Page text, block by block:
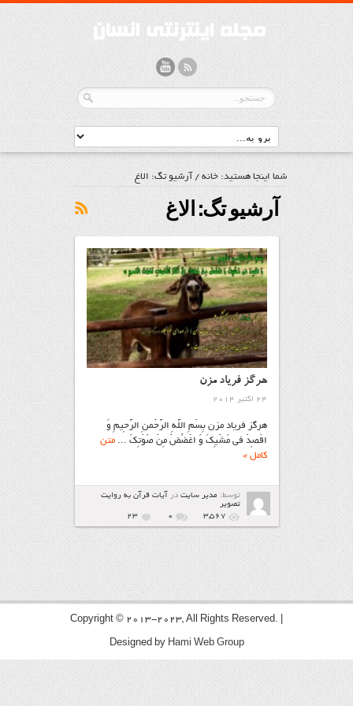
شما اینجا هستید:خانه/ آرشیو تگ: الاغ
آرشیو تگ:الاغ
هرگز فریاد مزن
24 اکتبر 2014
هرگز فریاد مزن بِسْمِ اللَّهِ الرَّحْمنِ الرَّحِیمِ وَ
اقْصِدْ فی مَشْیِکَ وَ اغْضُضْ مِنْ صَوْتِکَ ...متن
کامل »
توسط: مدیر سایتدر آیات قرآن به روایت
تصویر
3,567
۰ 23
Copyright © 2013-2023, All Rights Reserved. |
Designed by Hami Web Group